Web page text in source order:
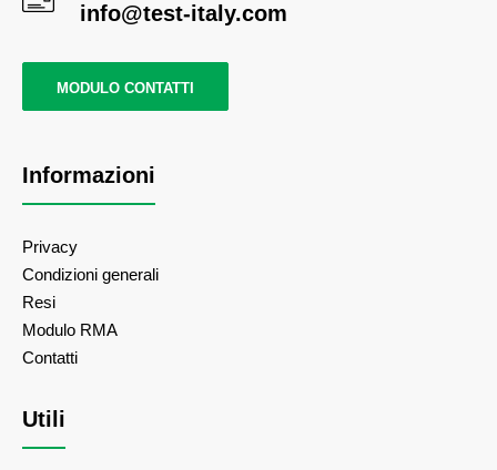
info@test-italy.com
MODULO CONTATTI
Informazioni
Privacy
Condizioni generali
Resi
Modulo RMA
Contatti
Utili